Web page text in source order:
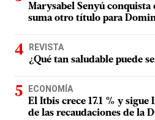
Marysabel Senyú conquista
suma otro título para
REVISTA
¿Qué tan saludable puede
ECONOMÍA
El Itbis crece 17.1 % y
de las recaudaciones de la